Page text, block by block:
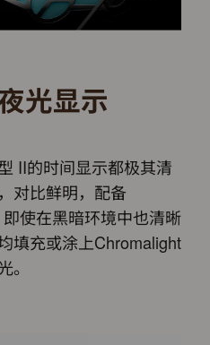
光显示
II的时间显示都极其清
对比鲜明，配备
使在黑暗环境中也清晰
填充或涂上Chromalight
。